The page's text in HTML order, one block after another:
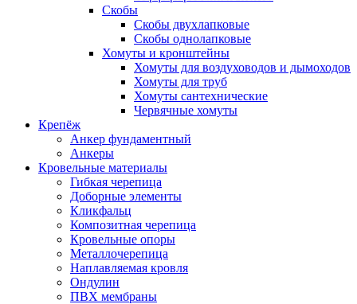
Скобы
Скобы двухлапковые
Скобы однолапковые
Хомуты и кронштейны
Хомуты для воздуховодов и дымоходов
Хомуты для труб
Хомуты сантехнические
Червячные хомуты
Крепёж
Анкер фундаментный
Анкеры
Кровельные материалы
Гибкая черепица
Доборные элементы
Кликфальц
Композитная черепица
Кровельные опоры
Металлочерепица
Наплавляемая кровля
Ондулин
ПВХ мембраны